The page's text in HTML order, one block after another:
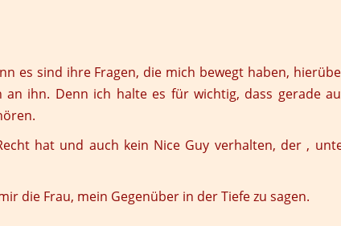
es sind ihre Fragen, die mich bewegt haben,
ihn. Denn ich halte es für wichtig, dass gerade
hat und auch kein Nice Guy verhalten, der ,
die Frau, mein Gegenüber in der Tiefe zu sagen.